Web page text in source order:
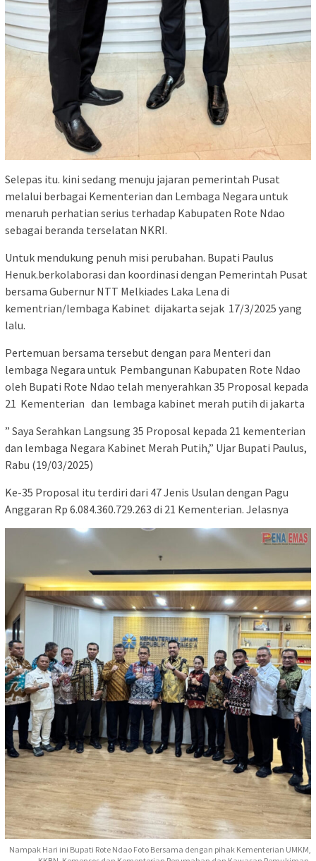
Selepas itu. kini sedang menuju jajaran pemerintah Pusat
melalui berbagai Kementerian dan Lembaga Negara untuk
menaruh perhatian serius terhadap Kabupaten Rote Ndao
sebagai beranda terselatan NKRI.
Untuk mendukung penuh misi perubahan. Bupati Paulus
Henuk.berkolaborasi dan koordinasi dengan Pemerintah Pusat
bersama Gubernur NTT Melkiades Laka Lena di
kementrian/lembaga Kabinet dijakarta sejak 17/3/2025 yang
lalu.
Pertemuan bersama tersebut dengan para Menteri dan
lembaga Negara untuk Pembangunan Kabupaten Rote Ndao
oleh Bupati Rote Ndao telah menyerahkan 35 Proposal kepada
21 Kementerian dan lembaga kabinet merah putih di jakarta
” Saya Serahkan Langsung 35 Proposal kepada 21 kementerian
dan lembaga Negara Kabinet Merah Putih,” Ujar Bupati Paulus,
Rabu (19/03/2025)
Ke-35 Proposal itu terdiri dari 47 Jenis Usulan dengan Pagu
Anggaran Rp 6.084.360.729.263 di 21 Kementerian. Jelasnya
Nampak Hari ini Bupati Rote Ndao Foto Bersama dengan pihak Kementerian UMKM,